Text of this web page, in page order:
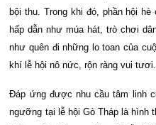
bội thu. Trong khi đó, phần hội
hấp dẫn như múa hát, trò chơi
như quên đi những lo toan của
khí lễ hội nô nức, rộn ràng vui tươi.
Đáp ứng được nhu cầu tâm linh
ngưỡng tại lễ hội Gò Tháp là hình